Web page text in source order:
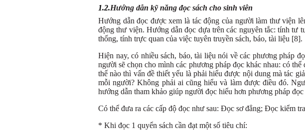
1.2.Hướng dẫn kỹ năng đọc sách cho sinh viên
Hướng dẫn đọc được xem là tác động của người làm thư viện
động thư viện. Hướng dẫn đọc dựa trên các nguyên tắc: tính tư
thống, tính trực quan của việc tuyên truyền sách, báo, tài liệu [8].
Hiện nay, có nhiều sách, báo, tài liệu nói về các phương pháp
người sẽ chọn cho mình các phương pháp đọc khác nhau: có
thế nào thì vấn đề thiết yếu là phải hiểu được nội dung mà tác
mỗi người? Không phải ai cũng hiểu và làm được điều đó.
hướng dẫn tham khảo giúp người đọc hiểu hơn phương pháp đọc
Có thể đưa ra các cấp độ đọc như sau: Đọc sơ đẳng; Đọc kiểm
* Khi đọc 1 quyển sách cần đạt một số tiêu chí: